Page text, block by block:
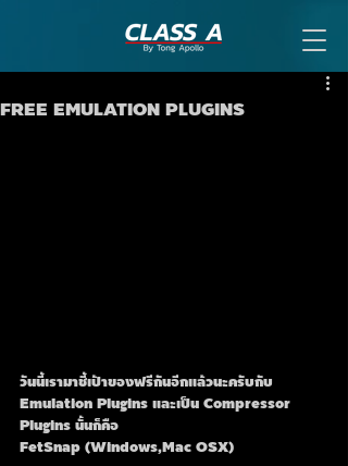
FREE EMULATION PLUGINS
วันนี้เรามาชี้เป้าของฟรีกันอีกแล้วนะครับกับ
Emulation Plugins และเป็น Compressor
Plugins นั้นก็คือ
FetSnap (Windows,Mac OSX)